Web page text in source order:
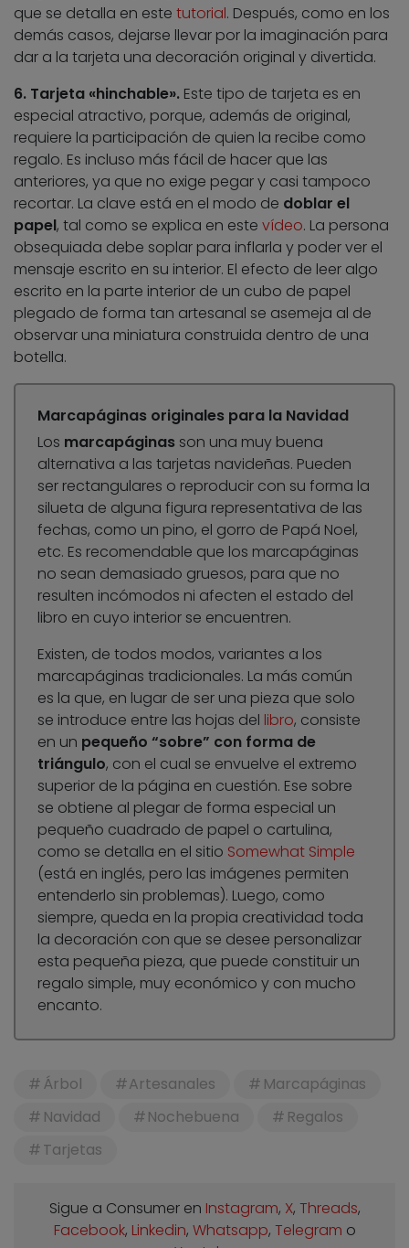
que se detalla en este tutorial. Después, como en los
demás casos, dejarse llevar por la imaginación para
dar a la tarjeta una decoración original y divertida.
6. Tarjeta «hinchable». Este tipo de tarjeta es en
especial atractivo, porque, además de original,
requiere la participación de quien la recibe como
regalo. Es incluso más fácil de hacer que las
anteriores, ya que no exige pegar y casi tampoco
recortar. La clave está en el modo de doblar el
papel, tal como se explica en este vídeo. La persona
obsequiada debe soplar para inflarla y poder ver el
mensaje escrito en su interior. El efecto de leer algo
escrito en la parte interior de un cubo de papel
plegado de forma tan artesanal se asemeja al de
observar una miniatura construida dentro de una
botella.
Marcapáginas originales para la Navidad
Los marcapáginas son una muy buena
alternativa a las tarjetas navideñas. Pueden
ser rectangulares o reproducir con su forma la
silueta de alguna figura representativa de las
fechas, como un pino, el gorro de Papá Noel,
etc. Es recomendable que los marcapáginas
no sean demasiado gruesos, para que no
resulten incómodos ni afecten el estado del
libro en cuyo interior se encuentren.
Existen, de todos modos, variantes a los
marcapáginas tradicionales. La más común
es la que, en lugar de ser una pieza que solo
se introduce entre las hojas del libro, consiste
en un pequeño “sobre” con forma de
triángulo, con el cual se envuelve el extremo
superior de la página en cuestión. Ese sobre
se obtiene al plegar de forma especial un
pequeño cuadrado de papel o cartulina,
como se detalla en el sitio Somewhat Simple
(está en inglés, pero las imágenes permiten
entenderlo sin problemas). Luego, como
siempre, queda en la propia creatividad toda
la decoración con que se desee personalizar
esta pequeña pieza, que puede constituir un
regalo simple, muy económico y con mucho
encanto.
Árbol Artesanales
Marcapáginas
Navidad
Nochebuena
Regalos
Tarjetas
Sigue a Consumer en Instagram, X, Threads,
Facebook, Linkedin, Whatsapp, Telegram o